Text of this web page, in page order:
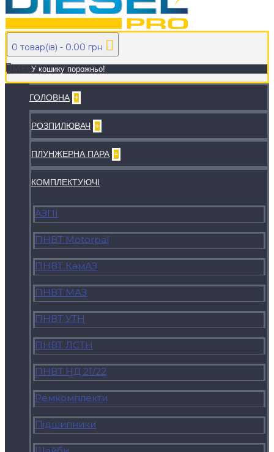
0 товар(ів) - 0.00 грн
У кошику порожньо!
МЕНЮ
ГОЛОВНА +
РОЗПИЛЮВАЧ +
ПЛУНЖЕРНА ПАРА +
КОМПЛЕКТУЮЧI
АЗПІ
ПНВТ Motorpal
ПНВТ КамАЗ
ПНВТ МАЗ
ПНВТ УТН
ПНВТ ЛСТН
ПНВТ НД 21/22
Ремкомплекти
Підшипники